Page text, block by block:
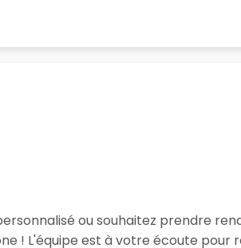
ou souhaitez prendre
! L'équipe est à votre écoute pour